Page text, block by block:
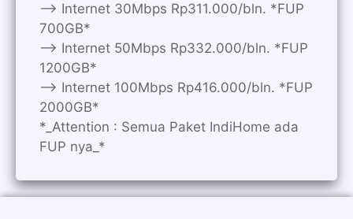
—> Internet 30Mbps Rp311.000/bln. *FUP
700GB*
—> Internet 50Mbps Rp332.000/bln. *FUP
1200GB*
—> Internet 100Mbps Rp416.000/bln. *FUP
2000GB*
*_Attention : Semua Paket IndiHome ada
FUP nya_*